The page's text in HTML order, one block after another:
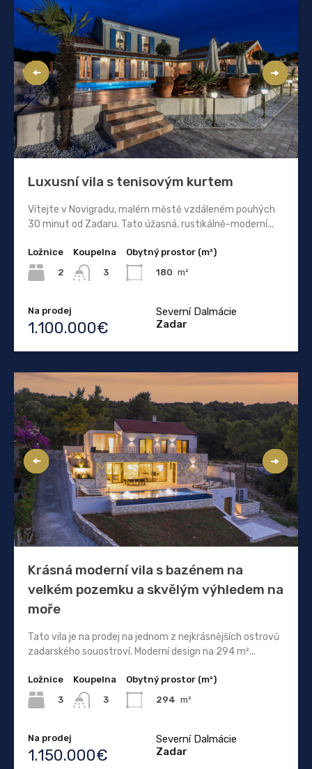
Luxusní vila s tenisovým kurtem
Vítejte v Novigradu, malém městě vzdáleném pouhých
30 minut od Zadaru. Tato úžasná, rustikálně-moderní...
Ložnice
2
Koupelna
3
Obytný prostor (m²)
180 m²
Na prodej
1.100.000€
Severní Dalmácie
Zadar
Krásná moderní vila s bazénem na
velkém pozemku a skvělým výhledem na
moře
Tato vila je na prodej na jednom z nejkrásnějších ostrovů
zadarského souostroví. Moderní design na 294 m²...
Ložnice
3
Koupelna
3
Obytný prostor (m²)
294 m²
Na prodej
1.150.000€
Severní Dalmácie
Zadar